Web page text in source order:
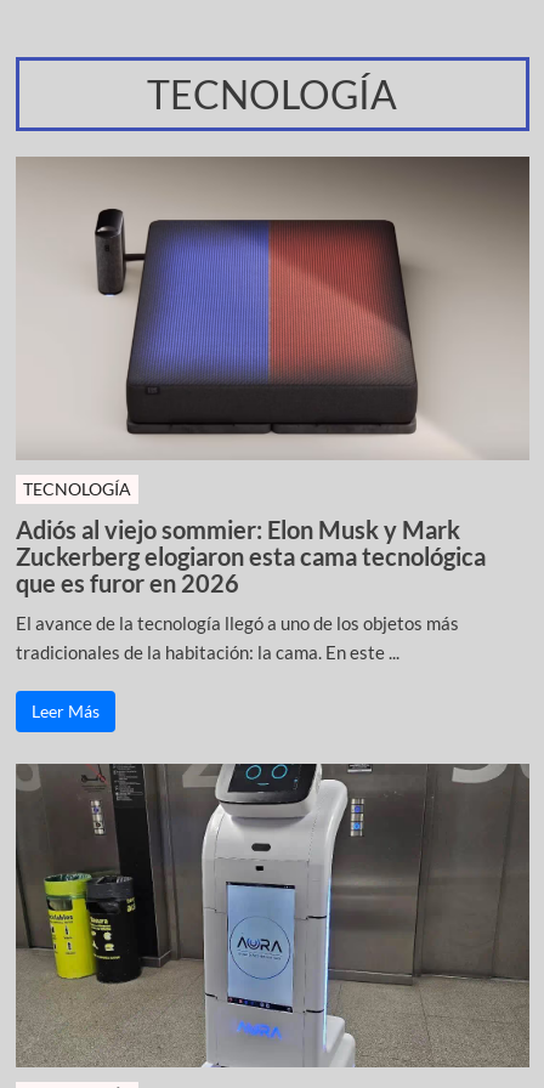
TECNOLOGÍA
TECNOLOGÍA
Adiós al viejo sommier: Elon Musk y Mark
Zuckerberg elogiaron esta cama tecnológica
que es furor en 2026
El avance de la tecnología llegó a uno de los objetos más
tradicionales de la habitación: la cama. En este ...
Leer Más